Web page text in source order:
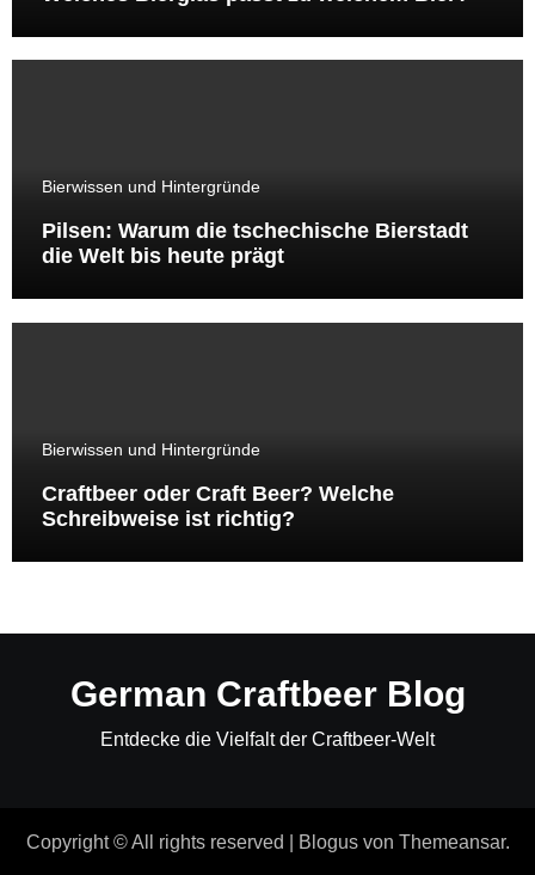
Bierwissen und Hintergründe
Pilsen: Warum die tschechische Bierstadt
die Welt bis heute prägt
Bierwissen und Hintergründe
Craftbeer oder Craft Beer? Welche
Schreibweise ist richtig?
German Craftbeer Blog
Entdecke die Vielfalt der Craftbeer-Welt
Copyright © All rights reserved Blogusvon Themeansar.